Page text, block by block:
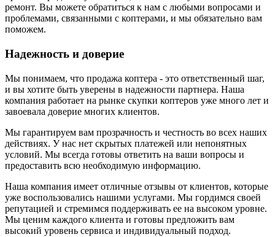
ремонт. Вы можете обратиться к нам с любыми вопросами и
проблемами, связанными с коптерами, и мы обязательно вам
поможем.
Надежность и доверие
Мы понимаем, что продажа коптера - это ответственный шаг,
и вы хотите быть уверены в надежности партнера. Наша
компания работает на рынке скупки коптеров уже много лет и
завоевала доверие многих клиентов.
Мы гарантируем вам прозрачность и честность во всех наших
действиях. У нас нет скрытых платежей или непонятных
условий. Мы всегда готовы ответить на ваши вопросы и
предоставить всю необходимую информацию.
Наша компания имеет отличные отзывы от клиентов, которые
уже воспользовались нашими услугами. Мы гордимся своей
репутацией и стремимся поддерживать ее на высоком уровне.
Мы ценим каждого клиента и готовы предложить вам
высокий уровень сервиса и индивидуальный подход.